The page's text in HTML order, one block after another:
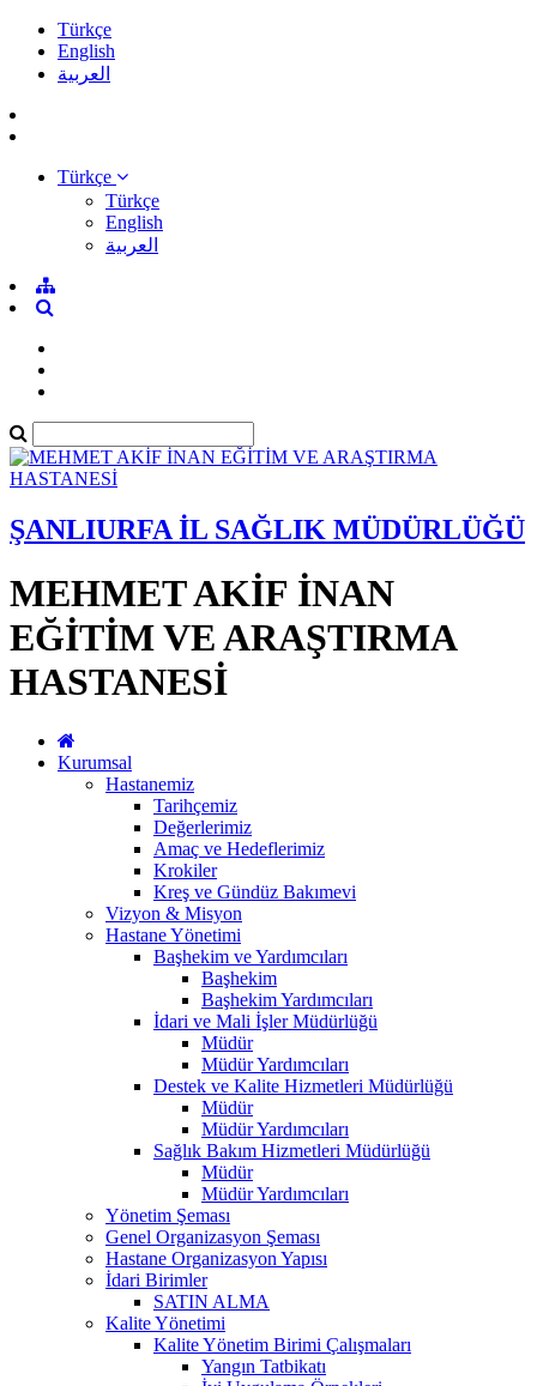
Türkçe
English
العربية
Türkçe
Türkçe
English
العربية
ŞANLIURFA İL SAĞLIK MÜDÜRLÜĞÜ
MEHMET AKİF İNAN
EĞİTİM VE ARAŞTIRMA
HASTANESİ
Kurumsal
Hastanemiz
Tarihçemiz
Değerlerimiz
Amaç ve Hedeflerimiz
Krokiler
Kreş ve Gündüz Bakımevi
Vizyon & Misyon
Hastane Yönetimi
Başhekim ve Yardımcıları
Başhekim
Başhekim Yardımcıları
İdari ve Mali İşler Müdürlüğü
Müdür
Müdür Yardımcıları
Destek ve Kalite Hizmetleri Müdürlüğü
Müdür
Müdür Yardımcıları
Sağlık Bakım Hizmetleri Müdürlüğü
Müdür
Müdür Yardımcıları
Yönetim Şeması
Genel Organizasyon Şeması
Hastane Organizasyon Yapısı
İdari Birimler
SATIN ALMA
Kalite Yönetimi
Kalite Yönetim Birimi Çalışmaları
Yangın Tatbikatı